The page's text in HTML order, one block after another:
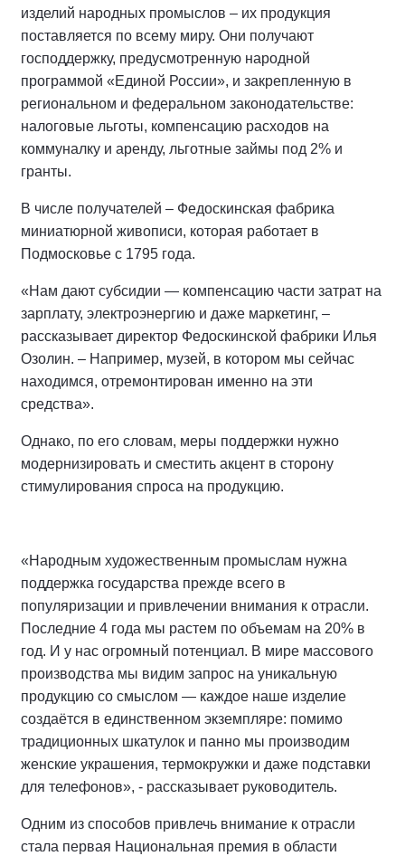
изделий народных промыслов – их продукция
поставляется по всему миру. Они получают
господдержку, предусмотренную народной
программой «Единой России», и закрепленную в
региональном и федеральном законодательстве:
налоговые льготы, компенсацию расходов на
коммуналку и аренду, льготные займы под 2% и
гранты.
В числе получателей – Федоскинская фабрика
миниатюрной живописи, которая работает в
Подмосковье с 1795 года.
«Нам дают субсидии — компенсацию части затрат на
зарплату, электроэнергию и даже маркетинг, –
рассказывает директор Федоскинской фабрики Илья
Озолин. – Например, музей, в котором мы сейчас
находимся, отремонтирован именно на эти
средства».
Однако, по его словам, меры поддержки нужно
модернизировать и сместить акцент в сторону
стимулирования спроса на продукцию.
«Народным художественным промыслам нужна
поддержка государства прежде всего в
популяризации и привлечении внимания к отрасли.
Последние 4 года мы растем по объемам на 20% в
год. И у нас огромный потенциал. В мире массового
производства мы видим запрос на уникальную
продукцию со смыслом — каждое наше изделие
создаётся в единственном экземпляре: помимо
традиционных шкатулок и панно мы производим
женские украшения, термокружки и даже подставки
для телефонов», - рассказывает руководитель.
Одним из способов привлечь внимание к отрасли
стала первая Национальная премия в области